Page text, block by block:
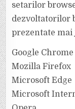
setarilor
dezvoltatorilor
prezentate mai
Google Chrome
Mozilla Firefox
Microsoft Edge
Microsoft